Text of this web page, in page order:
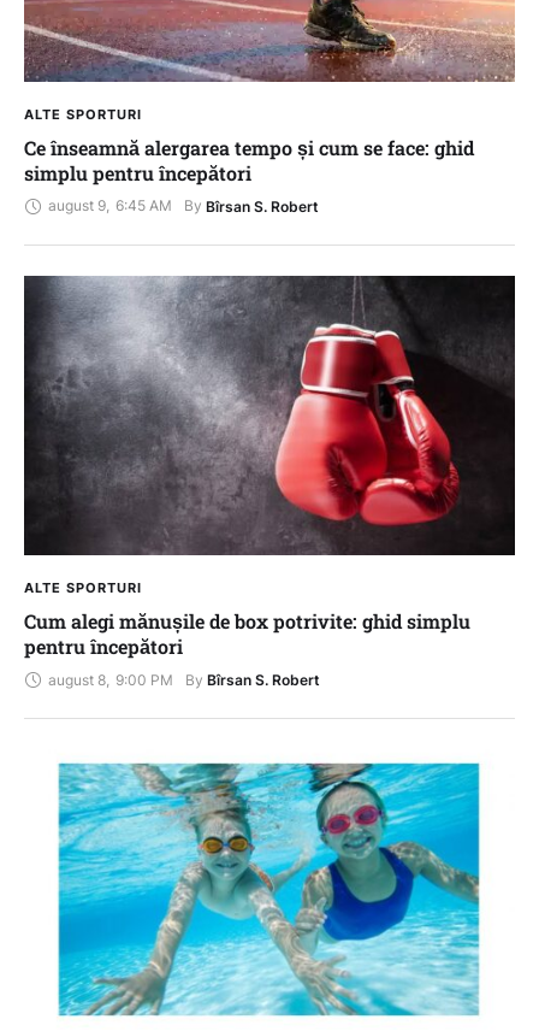
ALTE SPORTURI
Ce înseamnă alergarea tempo și cum se face: ghid
simplu pentru începători
august 9, 6:45 AM By Bîrsan S. Robert
ALTE SPORTURI
Cum alegi mănușile de box potrivite: ghid simplu
pentru începători
august 8 9:00 PM By Bîrsan S. Robert